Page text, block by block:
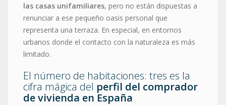
las casas unifamiliares, pero no están dispuestas a
renunciar a ese pequeño oasis personal que
representa una terraza. En especial, en entornos
urbanos donde el contacto con la naturaleza es más
limitado.
El número de habitaciones: tres es la
cifra mágica del perfil del comprador
de vivienda en España